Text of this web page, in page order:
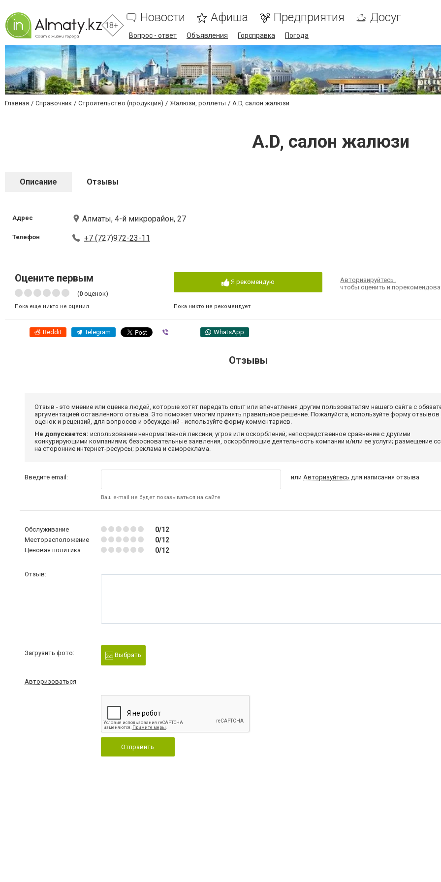
18+
Новости Афиша Предприятия Досуг
Вопрос - ответ Объявления Горсправка Погода
Главная Справочник Строительство (продукция) Жалюзи, роллеты A.D, салон жалюзи
A.D, салон жалюзи
Описание Отзывы
Адрес Алматы, 4-й микрорайон, 27
Телефон +7 (727)972-23-11
Оцените первым
(0 оценок)
Пока еще никто не оценил
Я рекомендую
Пока никто не рекомендует
Авторизируйтесь,
чтобы оценить и
Reddit Telegram WhatsApp
Отзывы
Отзыв - это мнение или оценка людей, которые хотят передать опыт или впечатления другим пользователям нашего сайта с
аргументацией оставленного отзыва. Это поможет многим принять правильное решение. Пожалуйста, используйте форму отзывов
оценок и рецензий, для вопросов и обсуждений - используйте форму комментариев.
Не допускается: использование ненормативной лексики, угроз или оскорблений; непосредственное сравнение с другими
конкурирующими компаниями; безосновательные заявления, оскорбляющие деятельность компании и/или ее услуги; размещение
на сторонние интернет-ресурсы; реклама и самореклама.
Введите email:
Ваш e-mail не будет показываться на сайте
илиАвторизуйтесь для написания отзыва
Обслуживание 0/12
Месторасположение 0/12
Ценовая политика 0/12
Отзыв:
Загрузить фото: Выбрать
Авторизоваться
Отправить